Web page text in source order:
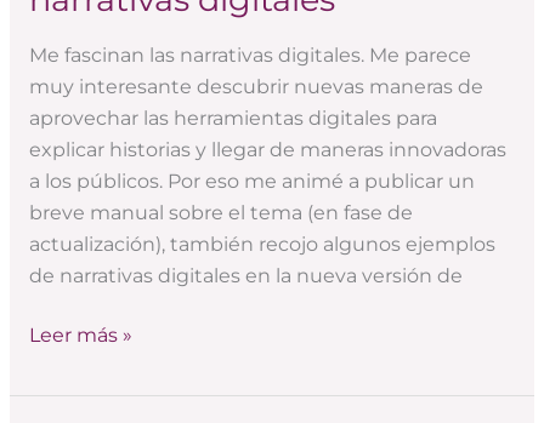
Me fascinan las narrativas digitales. Me parece
muy interesante descubrir nuevas maneras de
aprovechar las herramientas digitales para
explicar historias y llegar de maneras innovadoras
a los públicos. Por eso me animé a publicar un
breve manual sobre el tema (en fase de
actualización), también recojo algunos ejemplos
de narrativas digitales en la nueva versión de
Leer más »